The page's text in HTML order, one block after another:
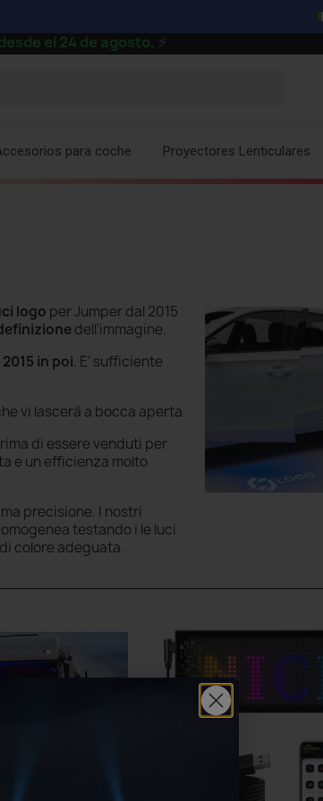
el 24 de agosto.⚡
para coche Proyectores Lenticulares
logo per Jumper dal 2015
dell'immagine.
in poi. E' sufficiente
vi lascerà a bocca aperta.
di essere venduti per
e un efficienza molto
precisione. I nostri
testando i le luci
colore adeguata.